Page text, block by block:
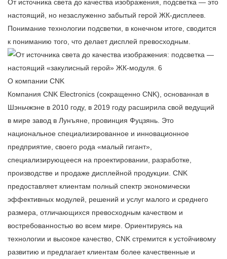
От источника света до качества изображения, подсветка — это
настоящий, но незаслуженно забытый герой ЖК-дисплеев.
Понимание технологии подсветки, в конечном итоге, сводится
к пониманию того, что делает дисплей превосходным.
О компании CNK
Компания CNK Electronics (сокращенно CNK), основанная в
Шэньчжэне в 2010 году, в 2019 году расширила свой ведущий
в мире завод в Лунъяне, провинция Фуцзянь. Это
национальное специализированное и инновационное
предприятие, своего рода «малый гигант»,
специализирующееся на проектировании, разработке,
производстве и продаже дисплейной продукции. CNK
предоставляет клиентам полный спектр экономически
эффективных модулей, решений и услуг малого и среднего
размера, отличающихся превосходным качеством и
востребованностью во всем мире. Ориентируясь на
технологии и высокое качество, CNK стремится к устойчивому
развитию и предлагает клиентам более качественные и